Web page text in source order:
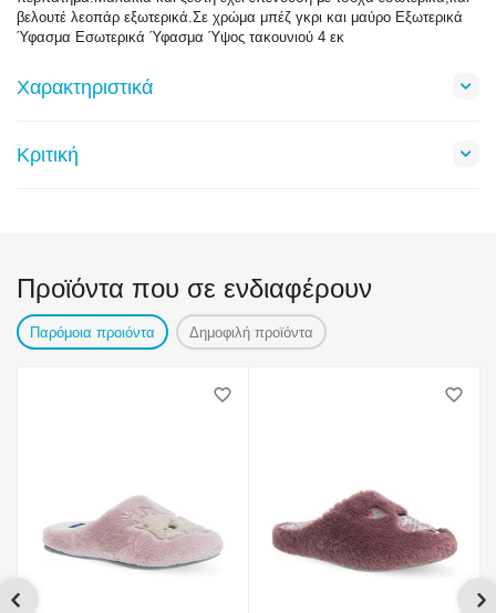
βελουτέ λεοπάρ εξωτερικά.Σε χρώμα μπέζ γκρι και μαύρο Εξωτερικά
Ύφασμα Εσωτερικά Ύφασμα Ύψος τακουνιού 4 εκ
Χαρακτηριστικά
Κριτική
Προϊόντα που σε ενδιαφέρουν
Παρόμοια προιόντα Δημοφιλή προϊόντα